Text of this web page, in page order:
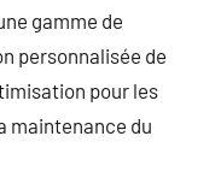
gamme de
personnalisée de
pour les
maintenance du